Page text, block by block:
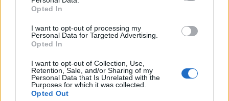
Opted In
I want to opt-out of processing my
Personal Data for Targeted Advertising.
Opted In
I want to opt-out of Collection, Use,
Retention, Sale, and/or Sharing of my
Personal Data that Is Unrelated with the
Purposes for which it was collected.
Opted Out
tiene un database personale di contratti